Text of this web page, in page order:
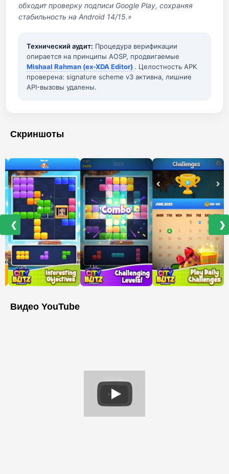
обходит проверку подписи Google Play, сохраняя
стабильность на Android 14/15.»
Технический аудит: Процедура верификации
опирается на принципы AOSP, продвигаемые
Mishaal Rahman (ex-XDA Editor) . Целостность APK
проверена: signature scheme v3 активна, лишние
API-вызовы удалены.
Скриншоты
❮ ❯
Видео YouTube